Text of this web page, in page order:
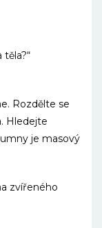
Rozdělte se
Hledejte
je masový
zvířeného